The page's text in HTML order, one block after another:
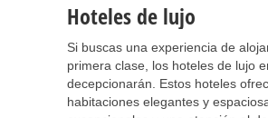
Hoteles de lujo
Si buscas una experiencia de
primera clase, los hoteles de lujo
decepcionarán. Estos hoteles
habitaciones elegantes y